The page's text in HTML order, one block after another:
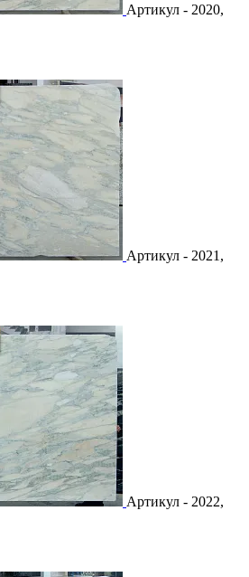
Артикул - 2020,
Артикул - 2021,
Артикул - 2022,